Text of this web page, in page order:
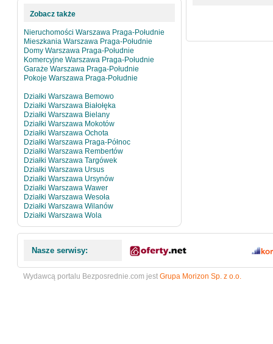
Zobacz także
Nieruchomości Warszawa Praga-Południe
Mieszkania Warszawa Praga-Południe
Domy Warszawa Praga-Południe
Komercyjne Warszawa Praga-Południe
Garaże Warszawa Praga-Południe
Pokoje Warszawa Praga-Południe
Działki Warszawa Bemowo
Działki Warszawa Białołęka
Działki Warszawa Bielany
Działki Warszawa Mokotów
Działki Warszawa Ochota
Działki Warszawa Praga-Północ
Działki Warszawa Rembertów
Działki Warszawa Targówek
Działki Warszawa Ursus
Działki Warszawa Ursynów
Działki Warszawa Wawer
Działki Warszawa Wesoła
Działki Warszawa Wilanów
Działki Warszawa Wola
Nasze serwisy:
Wydawcą portalu Bezposrednie.com jest Grupa Morizon Sp. z o.o.